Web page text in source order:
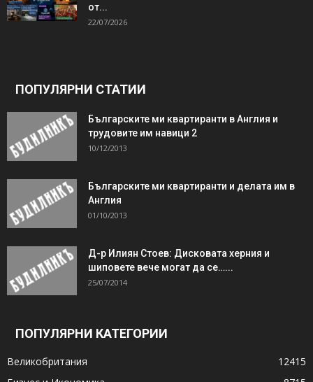
от...
22/07/2026
ПОПУЛЯРНИ СТАТИИ
Българските ми квартиранти в Англия и
трудовите им навици 2
10/12/2013
Българските ми квартиранти и делата им в
Англия
01/10/2013
Д-р Илиян Стоев: Дисковата херния и
шиповете вече могат да се…...
25/07/2014
ПОПУЛЯРНИ КАТЕГОРИИ
Великобритания
12415